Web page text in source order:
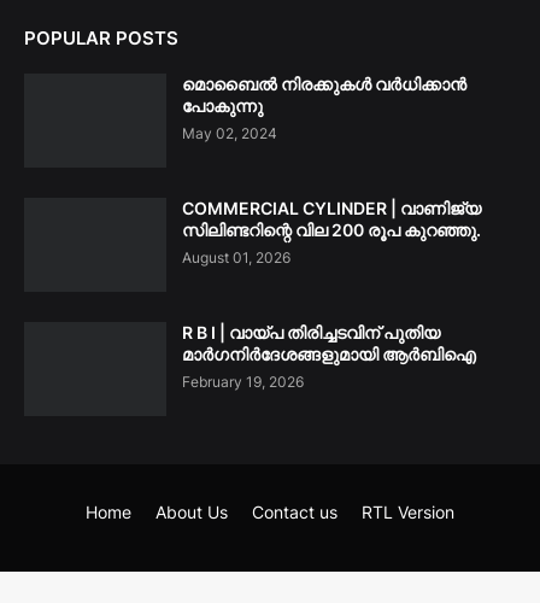
POPULAR POSTS
മൊബൈൽ നിരക്കുകൾ വർധിക്കാൻ
പോകുന്നു
May 02, 2024
COMMERCIAL CYLINDER | വാണിജ്യ
സിലിണ്ടറിന്റെ വില 200 രൂപ കുറഞ്ഞു.
August 01, 2026
R B I | വായ്പ തിരിച്ചടവിന് പുതിയ
മാർഗനിർദേശങ്ങളുമായി ആർബിഐ
February 19, 2026
Home About Us Contact us RTL Version